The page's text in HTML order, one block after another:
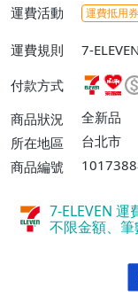
運費活動 運費抵用券
運費規則
7-
富取貨
【單件運
付款方式
商品狀況
全新品
所在地區
台北市
商品編號
7-ELEVEN 運
不限金額、筆